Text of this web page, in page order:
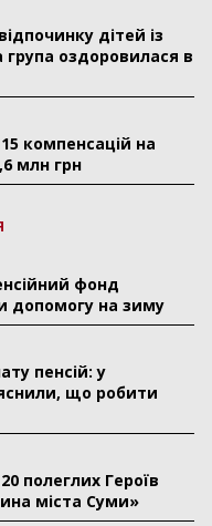
дітей із
оздоровилася в
компенсацій на
млн грн
фонд
допомогу на зиму
пенсій: у
що робити
полеглих Героїв
міста Суми»